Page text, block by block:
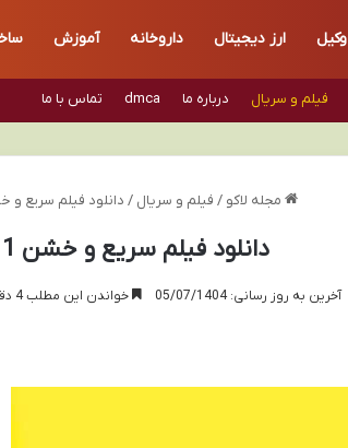
وکیل ارز دیجیتال داروخانه آموزش
فیلم و سریال درباره ما dmca تماس با ما
مجله لاکو / فیلم و سریال / دانلود فیلم سریع و
دانلود فیلم سریع و خشن 11
آخرین به روز رسانی: 05/07/1404 خواندن این مطلب 4 دقیقه زمان میبرد